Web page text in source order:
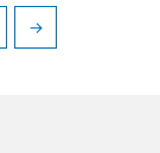
→